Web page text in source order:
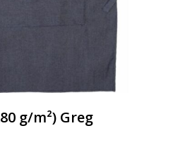
g/m²) Greg